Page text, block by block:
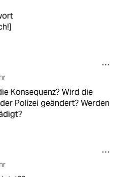
Konsequenz? Wird die
Polizei geändert? Werden